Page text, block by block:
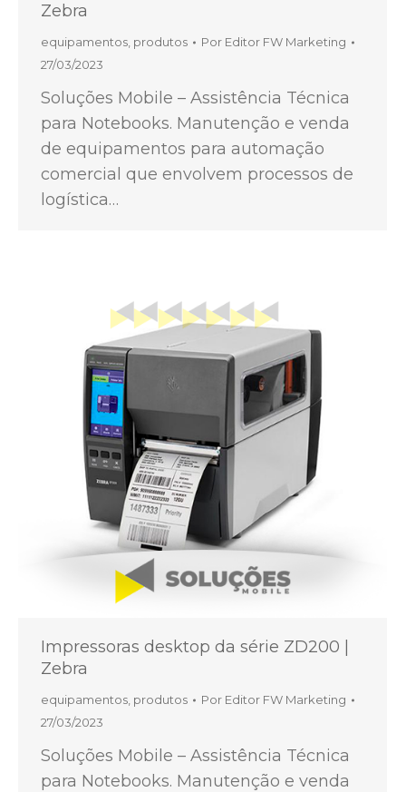
Zebra
equipamentos produtos Por Editor FW Marketing
27/03/2023
Soluções Mobile – Assistência Técnica
para Notebooks. Manutenção e venda
de equipamentos para automação
comercial que envolvem processos de
logística…
Impressoras desktop da série ZD200 |
Zebra
equipamentos produtos Por Editor FW Marketing
27/03/2023
Soluções Mobile – Assistência Técnica
para Notebooks. Manutenção e venda